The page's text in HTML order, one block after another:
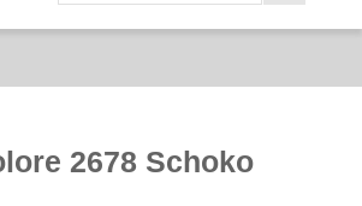
2678 Schoko